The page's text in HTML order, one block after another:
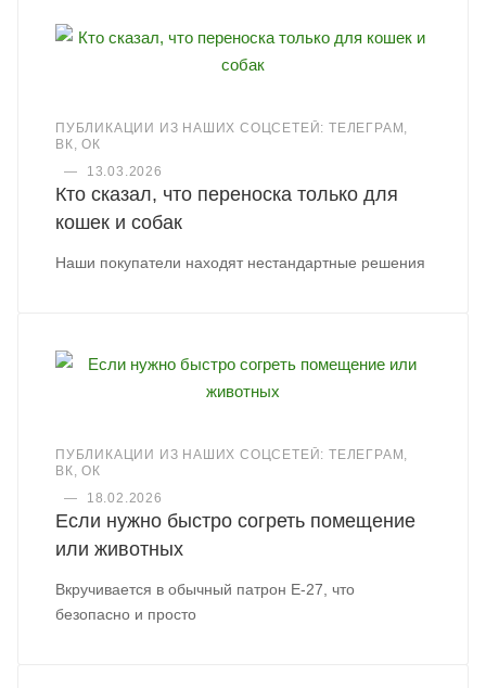
ПУБЛИКАЦИИ ИЗ НАШИХ СОЦСЕТЕЙ: ТЕЛЕГРАМ,
ВК, ОК
—
13.03.2026
Кто сказал, что переноска только для
кошек и собак
Наши покупатели находят нестандартные решения
ПУБЛИКАЦИИ ИЗ НАШИХ СОЦСЕТЕЙ: ТЕЛЕГРАМ,
ВК, ОК
—
18.02.2026
Если нужно быстро согреть помещение
или животных
Вкручивается в обычный патрон Е-27, что
безопасно и просто